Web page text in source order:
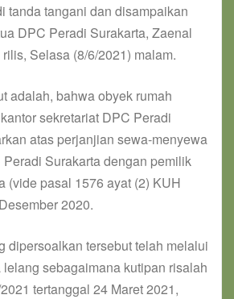
tanda tangani dan disampaikan
DPC Peradi Surakarta, Zaenal
Selasa (8/6/2021) malam.
adalah, bahwa obyek rumah
sekretariat DPC Peradi
atas perjanjian sewa-menyewa
Surakarta dengan pemilik
(vide pasal 1576 ayat (2) KUH
2020.
dipersoalkan tersebut telah melalui
sebagaimana kutipan risalah
tertanggal 24 Maret 2021,